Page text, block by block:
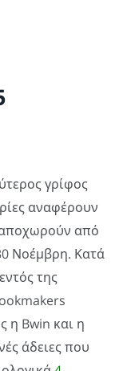
γρίφος
αναφέρουν
από
Νοέμβρη. Κατά
της
η Bwin και η
άδειες που